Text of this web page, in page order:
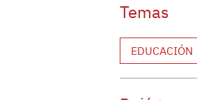
Temas
EDUCACIÓN